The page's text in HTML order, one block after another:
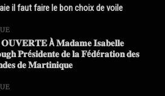
il faut faire le bon choix de voile
À 𝐌𝐚𝐝𝐚𝐦𝐞 𝐈𝐬𝐚𝐛𝐞𝐥𝐥𝐞
𝐏𝐫é𝐬𝐢𝐝𝐞𝐧𝐭𝐞 𝐝𝐞 𝐥𝐚 𝐅é𝐝é𝐫𝐚𝐭𝐢𝐨𝐧 𝐝𝐞𝐬
𝐝𝐞 𝐌𝐚𝐫𝐭𝐢𝐧𝐢𝐪𝐮𝐞